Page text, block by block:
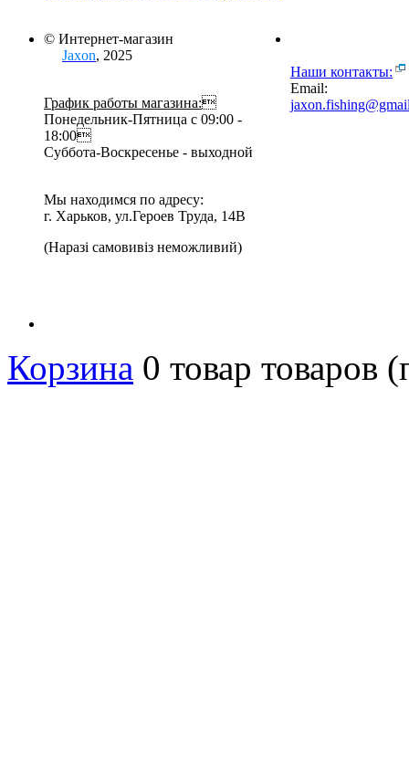
© Интернет-магазин
Jaxon, 2025
График работы магазина:
Понедельник-Пятница с 09:00 -
18:00
Суббота-Воскресенье - выходной
Мы находимся по адресу:
г. Харьков, ул.Героев Труда, 14В
(Наразі самовивіз неможливий)
Наши контакты:
Email:
Корзина 0 товар товаров